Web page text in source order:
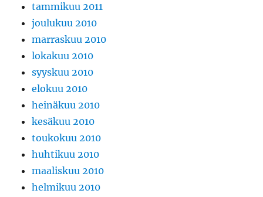
tammikuu 2011
joulukuu 2010
marraskuu 2010
lokakuu 2010
syyskuu 2010
elokuu 2010
heinäkuu 2010
kesäkuu 2010
toukokuu 2010
huhtikuu 2010
maaliskuu 2010
helmikuu 2010